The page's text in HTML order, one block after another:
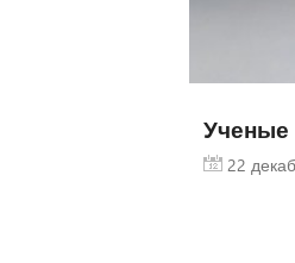
Ученые
22